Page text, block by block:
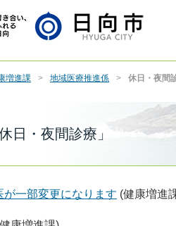
増進課 地域医療推進係 休日・夜間
日・夜間診療」
が一部変更になります (健康増進